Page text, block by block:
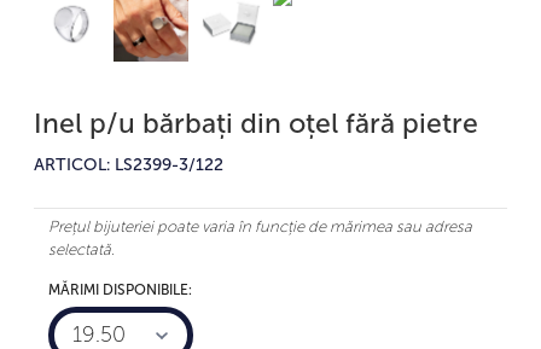
Inel p/u bărbați din oțel fără pietre
ARTICOL: LS2399-3/122
Prețul bijuteriei poate varia în funcție de mărimea sau adresa
selectată.
MĂRIMI DISPONIBILE:
19.50